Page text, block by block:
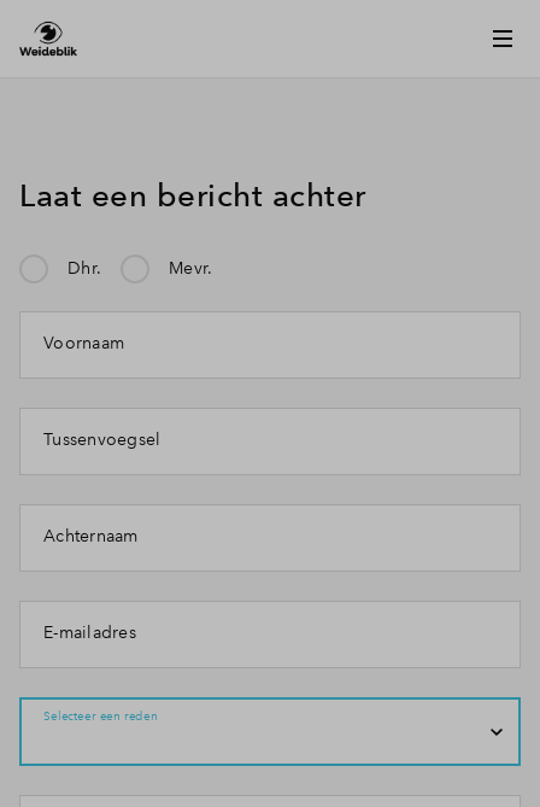
Laat een bericht achter
Dhr. Mevr.
Voornaam
Tussenvoegsel
Achternaam
E-mailadres
Selecteer een reden
Mijn klacht gaat over: